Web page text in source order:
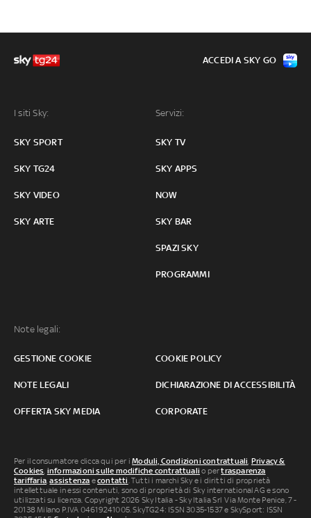
I siti Sky:
SKY SPORT
SKY TG24
SKY VIDEO
SKY ARTE
Servizi:
SKY TV
SKY APPS
NOW
SKY BAR
SPAZI SKY
PROGRAMMI
Note legali:
GESTIONE COOKIE COOKIE POLICY
NOTE LEGALI DICHIARAZIONE DI ACCESSIBILITÀ
OFFERTA SKY MEDIA CORPORATE
ACCEDI A SKY GO
Per il consumatore clicca qui per iModuli, Condizioni contrattuali Privacy &
Cookies informazioni sulle modifiche contrattuali o pertrasparenza
tariffaria ,assistenza econtatti . Tutti i marchi Sky e i diritti di proprietà
intellettuale in essi contenuti, sono di proprietà di Sky international AG e sono
utilizzati su licenza. Copyright 2026 Sky Italia - Sky Italia Srl Via Monte Penice, 7 -
20138 Milano P.IVA 04619241005. SkyTG24: ISSN 3035-1537 e SkySport: ISSN